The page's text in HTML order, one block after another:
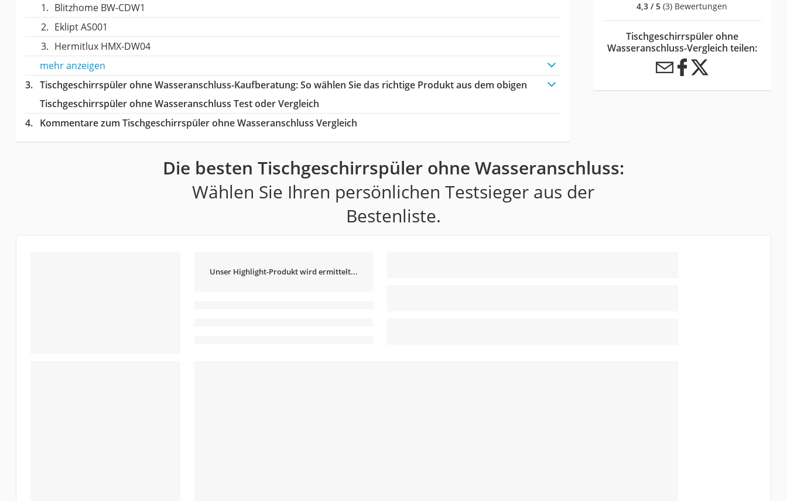
Blitzhome BW-CDW1
Eklipt ‎AS001
Hermitlux HMX-DW04
mehr anzeigen
Tischgeschirrspüler ohne Wasseranschluss-Kaufberatung: So wählen Sie das richtige Produkt aus dem obigen
Tischgeschirrspüler ohne Wasseranschluss Test oder Vergleich
Kommentare zum Tischgeschirrspüler ohne Wasseranschluss Vergleich
4,3 / 5 (3) Bewertungen
Tischgeschirrspüler ohne
Wasseranschluss-Vergleich teilen:
Die besten Tischgeschirrspüler ohne Wasseranschluss:
Wählen Sie Ihren persönlichen Testsieger aus der
Bestenliste.
Unser Highlight-Produkt wird ermittelt...